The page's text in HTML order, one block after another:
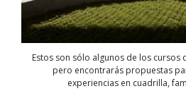
Estos son sólo algunos de los cursos
pero encontrarás propuestas
experiencias en cuadrilla,